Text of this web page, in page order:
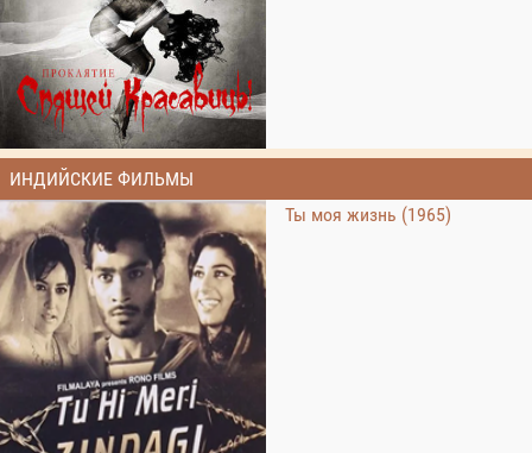
ИНДИЙСКИЕ ФИЛЬМЫ
Ты моя жизнь (1965)